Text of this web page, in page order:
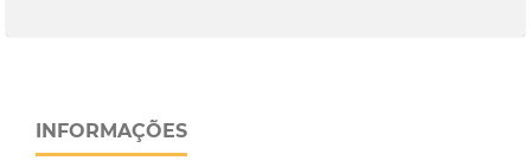
INFORMAÇÕES